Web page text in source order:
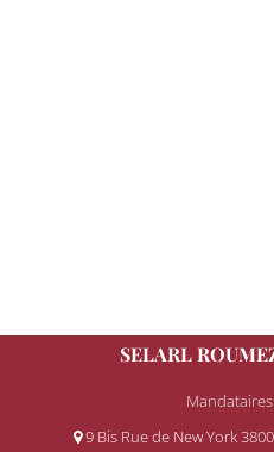
SELARL
9 Bis Rue de New York